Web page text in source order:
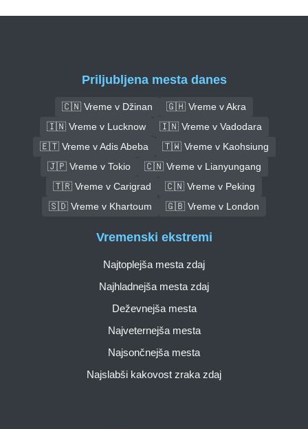
Priljubljena mesta danes
🇨🇳 Vreme v Džinan
🇬🇭 Vreme v Akra
🇮🇳 Vreme v Lucknow
🇮🇳 Vreme v Vadodara
🇪🇹 Vreme v Adis Abeba
🇹🇼 Vreme v Kaohsiung
🇯🇵 Vreme v Tokio
🇨🇳 Vreme v Lianyungang
🇹🇷 Vreme v Carigrad
🇨🇳 Vreme v Peking
🇸🇩 Vreme v Khartoum
🇬🇧 Vreme v London
Vremenski ekstremi
Najtoplejša mesta zdaj
Najhladnejša mesta zdaj
Deževnejša mesta
Najveternejša mesta
Najsončnejša mesta
Najslabši kakovost zraka zdaj